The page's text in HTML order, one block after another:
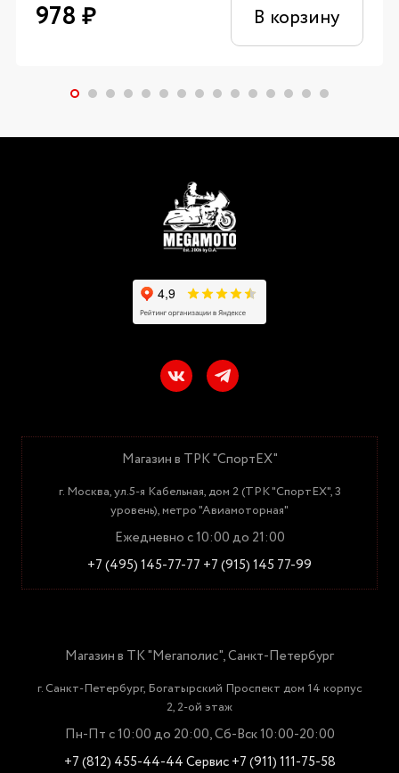
978 ₽ В корзину
Магазин в ТРК "СпортЕХ"
г. Москва, ул.5-я Кабельная, дом 2 (ТРК "СпортЕХ", 3
уровень), метро "Авиамоторная"
Ежедневно с 10:00 до 21:00
+7 (495) 145-77-77 +7 (915) 145 77-99
Магазин в ТК "Мегаполис", Санкт-Петербург
г. Санкт-Петербург, Богатырский Проспект дом 14 корпус
2, 2-ой этаж
Пн-Пт с 10:00 до 20:00, Сб-Вск 10:00-20:00
+7 (812) 455-44-44Сервис +7 (911) 111-75-58